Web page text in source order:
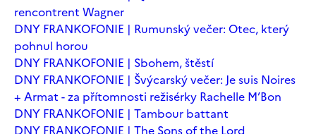
rencontrent Wagner
DNY FRANKOFONIE | Rumunský večer: Otec, který
pohnul horou
DNY FRANKOFONIE | Sbohem, štěstí
DNY FRANKOFONIE | Švýcarský večer: Je suis Noires
+ Armat - za přítomnosti režisérky Rachelle M’Bon
DNY FRANKOFONIE | Tambour battant
DNY FRANKOFONIE | The Sons of the Lord